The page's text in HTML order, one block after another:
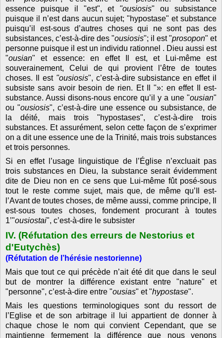
essence puisque il "est", et "ousiosis" ou subsistance
puisque il n’est dans aucun sujet; "hypostase" et substance
puisqu’il est-sous d’autres choses qui ne sont pas des
subsistances, c’est-à-dire des "ousiosis"; il est "prosopon" et
personne puisque il est un individu rationnel . Dieu aussi est
"ousian" et essence: en effet Il est, et Lui-même est
souverainement, Celui de qui provient l’être de toutes
choses. Il est "ousiosis", c’est-à-dire subsistance en effet il
subsiste sans avoir besoin de rien. Et Il "»: en effet Il est-
substance. Aussi disons-nous encore qu’il y a une "ousian"
ou "ousiosis", c’est-à-dire une essence ou subsistance, de
la déité, mais trois "hypostases", c’est-à-dire trois
substances. Et assurément, selon cette façon de s’exprimer
on a dit une essence une de la Trinité, mais trois substances
et trois personnes.
Si en effet l’usage linguistique de l’Église n’excluait pas
trois substances en Dieu, la substance serait évidemment
dite de Dieu non en ce sens que Lui-même fût posé-sous
tout le reste comme sujet, mais que, de même qu’Il est-
l’Avant de toutes choses, de même aussi, comme principe, Il
est-sous toutes choses, fondement procurant à toutes
1’"ousiostai", c’est-à-dire le subsister
IV. (Réfutation des erreurs de Nestorius et
d'Eutychès)
(Réfutation de l’hérésie nestorienne)
Mais que tout ce qui précède n’ait été dit que dans le seul
but de montrer la différence existant entre "nature" et
"personne", c’est-à-dire entre "ousias" et "hypostase".
Mais les questions terminologiques sont du ressort de
l’Eglise et de son arbitrage il lui appartient de donner à
chaque chose le nom qui convient Cependant, que se
maintienne fermement la différence que nous venons